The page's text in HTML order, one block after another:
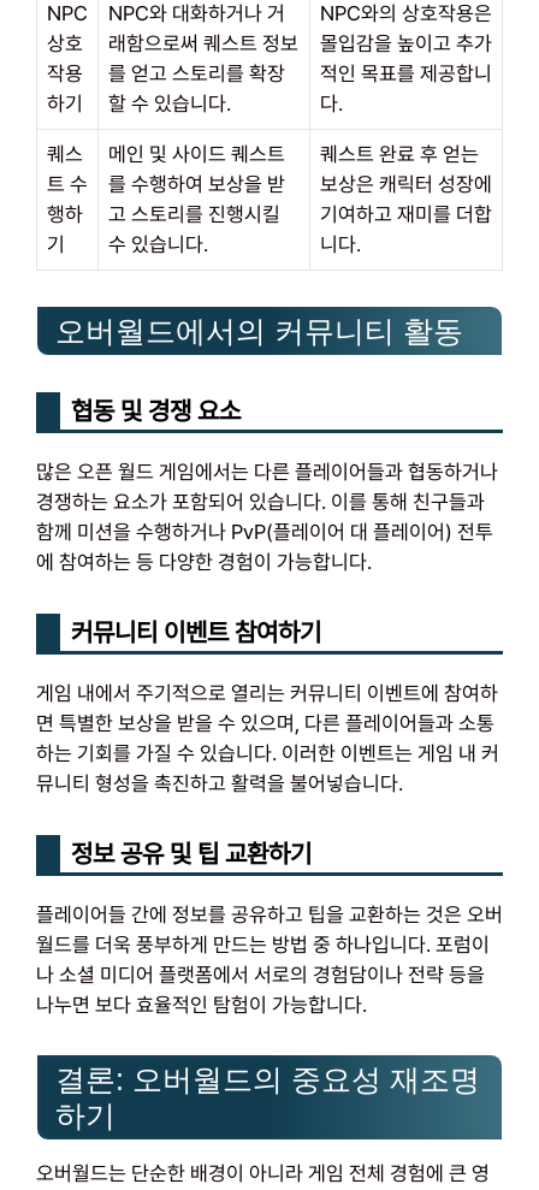
NPC
상호
작용
하기
NPC와 대화하거나 거
래함으로써 퀘스트 정보
를 얻고 스토리를 확장
할 수 있습니다.
NPC와의 상호작용은
몰입감을 높이고 추가
적인 목표를 제공합니
다.
퀘스
트 수
행하
기
메인 및 사이드 퀘스트
를 수행하여 보상을 받
고 스토리를 진행시킬
수 있습니다.
퀘스트 완료 후 얻는
보상은 캐릭터 성장에
기여하고 재미를 더합
니다.
오버월드에서의 커뮤니티 활동
협동 및 경쟁 요소
많은 오픈 월드 게임에서는 다른 플레이어들과 협동하거나
경쟁하는 요소가 포함되어 있습니다. 이를 통해 친구들과
함께 미션을 수행하거나 PvP(플레이어 대 플레이어) 전투
에 참여하는 등 다양한 경험이 가능합니다.
커뮤니티 이벤트 참여하기
게임 내에서 주기적으로 열리는 커뮤니티 이벤트에 참여하
면 특별한 보상을 받을 수 있으며, 다른 플레이어들과 소통
하는 기회를 가질 수 있습니다. 이러한 이벤트는 게임 내 커
뮤니티 형성을 촉진하고 활력을 불어넣습니다.
정보 공유 및 팁 교환하기
플레이어들 간에 정보를 공유하고 팁을 교환하는 것은 오버
월드를 더욱 풍부하게 만드는 방법 중 하나입니다. 포럼이
나 소셜 미디어 플랫폼에서 서로의 경험담이나 전략 등을
나누면 보다 효율적인 탐험이 가능합니다.
결론: 오버월드의 중요성 재조명
하기
오버월드는 단순한 배경이 아니라 게임 전체 경험에 큰 영